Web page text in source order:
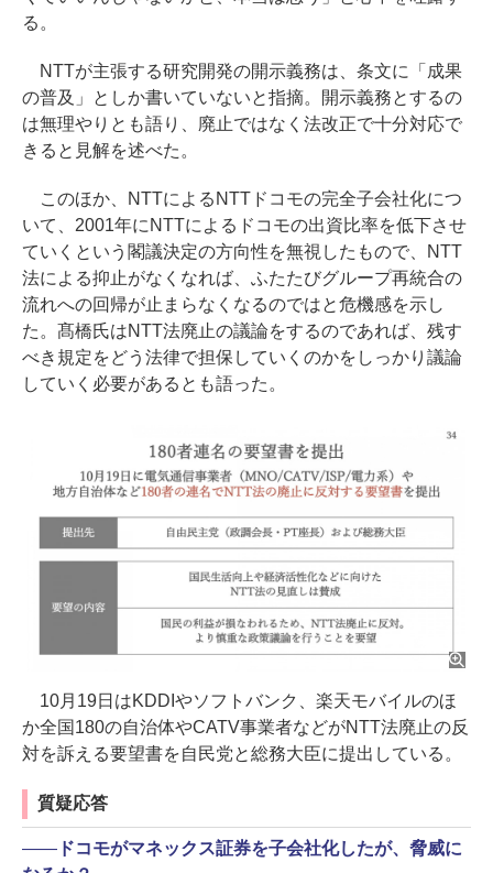
る。
NTTが主張する研究開発の開示義務は、条文に「成果
の普及」としか書いていないと指摘。開示義務とするの
は無理やりとも語り、廃止ではなく法改正で十分対応で
きると見解を述べた。
このほか、NTTによるNTTドコモの完全子会社化につ
いて、2001年にNTTによるドコモの出資比率を低下させ
ていくという閣議決定の方向性を無視したもので、NTT
法による抑止がなくなれば、ふたたびグループ再統合の
流れへの回帰が止まらなくなるのではと危機感を示し
た。髙橋氏はNTT法廃止の議論をするのであれば、残す
べき規定をどう法律で担保していくのかをしっかり議論
していく必要があるとも語った。
10月19日はKDDIやソフトバンク、楽天モバイルのほ
か全国180の自治体やCATV事業者などがNTT法廃止の反
対を訴える要望書を自民党と総務大臣に提出している。
質疑応答
――ドコモがマネックス証券を子会社化したが、脅威に